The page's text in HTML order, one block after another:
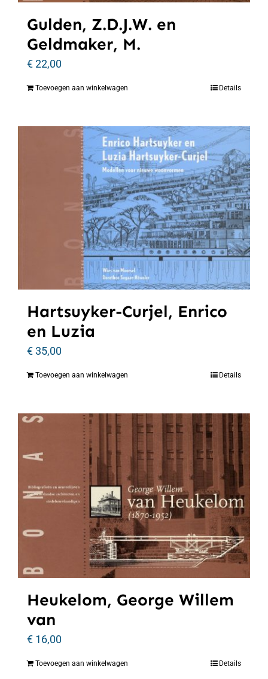
Gulden, Z.D.J.W. en
Geldmaker, M.
€22,00
Toevoegen aan winkelwagen Details
Hartsuyker-Curjel, Enrico
en Luzia
€35,00
Toevoegen aan winkelwagen Details
Heukelom, George Willem
van
€ 16,00
Toevoegen aan winkelwagen Details